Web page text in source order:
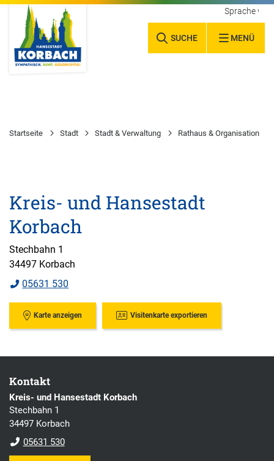
SUCHE MENÜ
Sprache
Startseite Stadt Stadt & Verwaltung Rathaus & Organisation
Kreis- und Hansestadt
Korbach
Stechbahn 1
34497 Korbach
05631 530
Karte anzeigen Visitenkarte exportieren
Kontakt
Kreis- und Hansestadt Korbach
Stechbahn 1
34497 Korbach
05631 530